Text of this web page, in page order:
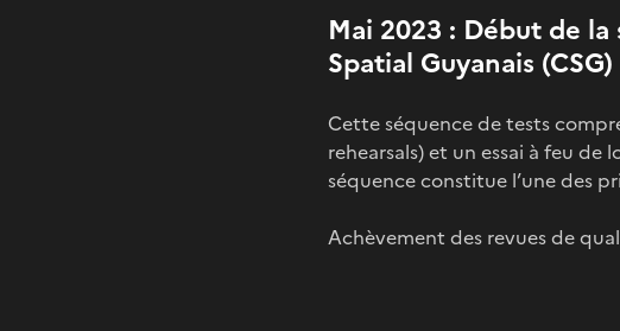
Mai 2023 : Début de
Spatial Guyanais (CSG)
Cette séquence de tests
rehearsals) et un essai à feu de
séquence constitue l’une des
Achèvement des revues de